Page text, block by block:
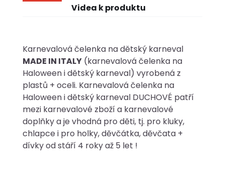
Videa k produktu
Karnevalová čelenka na dětský karneval
MADE IN ITALY (karnevalová čelenka na
Haloween i dětský karneval) vyrobená z
plastů + oceli. Karnevalová čelenka na
Haloween i dětský karneval DUCHOVÉ patří
mezi karnevalové zboží a karnevalové
doplňky a je vhodná pro děti, tj. pro kluky,
chlapce i pro holky, děvčátka, děvčata +
dívky od stáří 4 roky až 5 let !